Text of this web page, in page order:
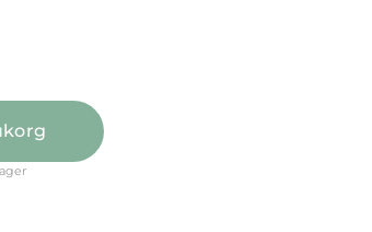
svart/rost panellängd 2-pack quantity